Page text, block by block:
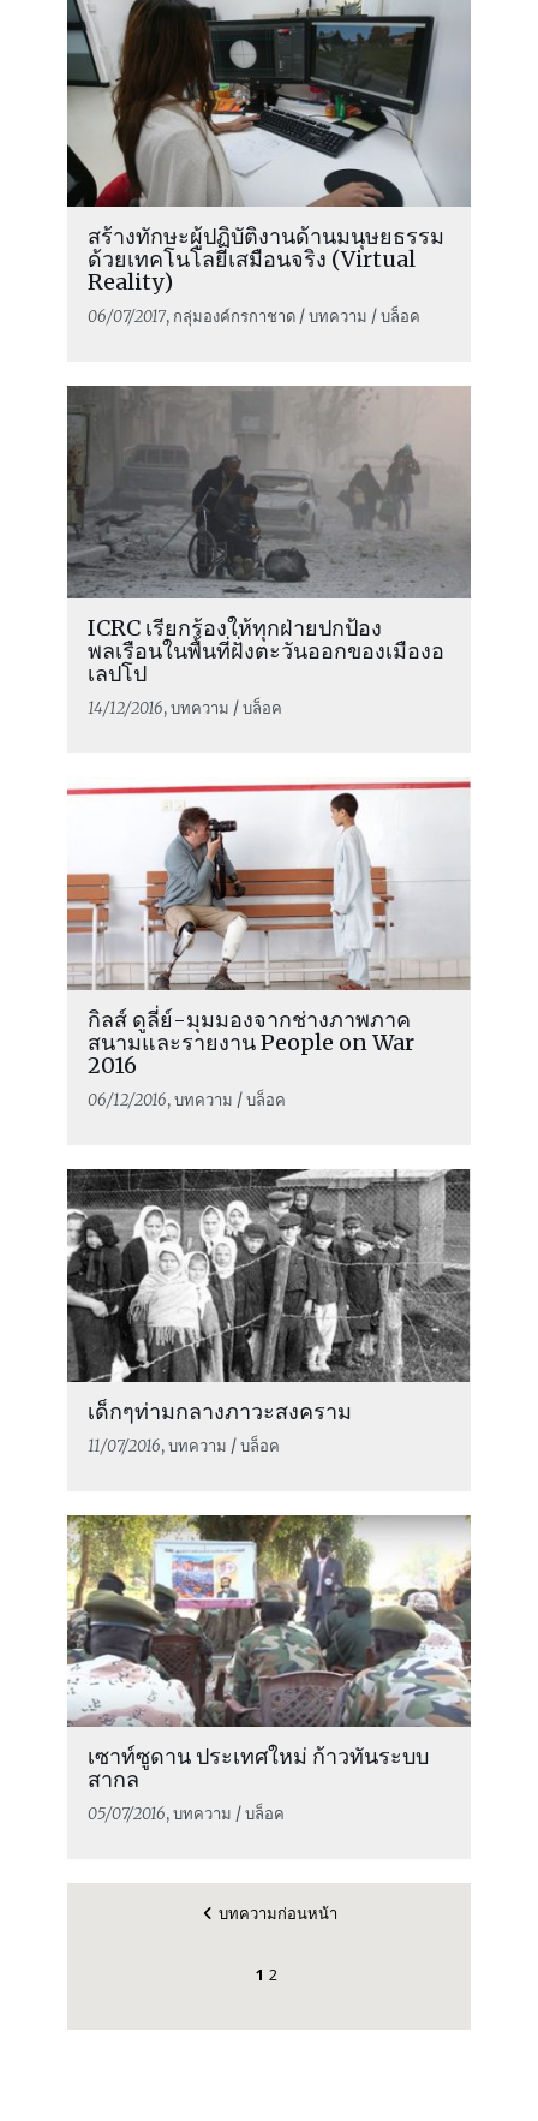
สร้างทักษะผู้ปฏิบัติงานด้านมนุษยธรรม
ด้วยเทคโนโลยีเสมือนจริง (Virtual
Reality)
06/07/2017, กลุ่มองค์กรกาชาด / บทความ / บล็อค
ICRC เรียกร้องให้ทุกฝ่ายปกป้อง
พลเรือนในพื้นที่ฝั่งตะวันออกของเมืองอ
เลปโป
14/12/2016, บทความ / บล็อค
กิลส์ ดูลี่ย์-มุมมองจากช่างภาพภาค
สนามและรายงาน People on War
2016
06/12/2016, บทความ / บล็อค
เด็กๆท่ามกลางภาวะสงคราม
11/07/2016, บทความ / บล็อค
เซาท์ซูดาน ประเทศใหม่ ก้าวทันระบบ
สากล
05/07/2016, บทความ / บล็อค
บทความก่อนหน้า
1 2